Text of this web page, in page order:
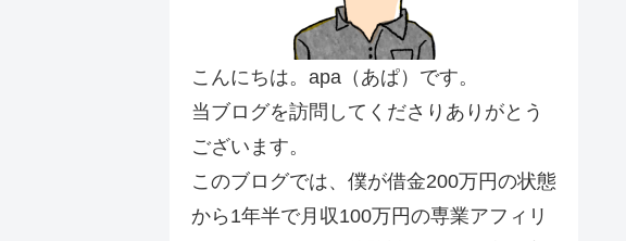
こんにちは。apa（あぱ）です。
当ブログを訪問してくださりありがとう
ございます。
このブログでは、僕が借金200万円の状態
から1年半で月収100万円の専業アフィリ